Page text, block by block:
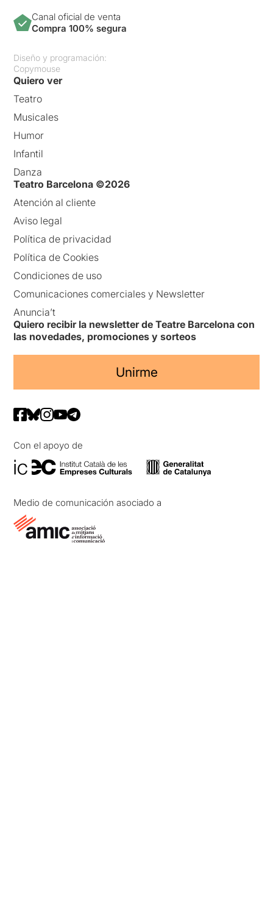
Canal oficial de venta
Compra 100% segura
Diseño y programación:
Copymouse
Quiero ver
Teatro
Musicales
Humor
Infantil
Danza
Teatro Barcelona ©2026
Atención al cliente
Aviso legal
Política de privacidad
Política de Cookies
Condiciones de uso
Comunicaciones comerciales y Newsletter
Anuncia’t
Quiero recibir la newsletter de Teatre Barcelona con
las novedades, promociones y sorteos
Unirme
Con el apoyo de
Medio de comunicación asociado a